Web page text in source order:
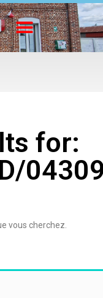
for:
vous cherchez.